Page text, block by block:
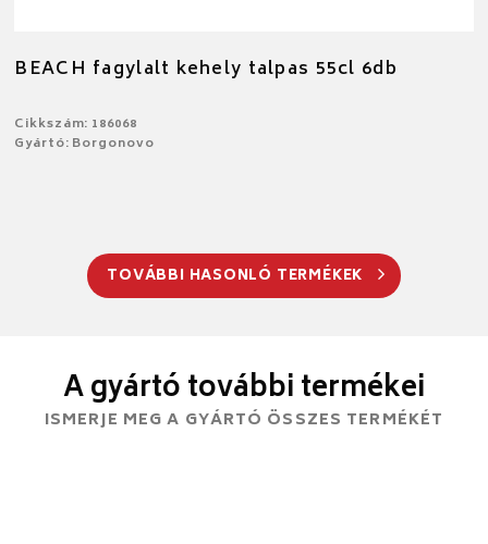
BEACH fagylalt kehely talpas 55cl 6db
Cikkszám: 186068
Gyártó: Borgonovo
TOVÁBBI HASONLÓ TERMÉKEK
A gyártó további termékei
ISMERJE MEG A GYÁRTÓ ÖSSZES TERMÉKÉT